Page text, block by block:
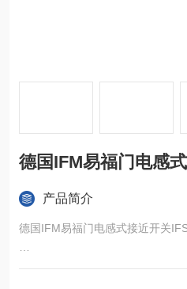
德国IFM易福门电感
产品简介
德国IFM易福门电感式接近开关